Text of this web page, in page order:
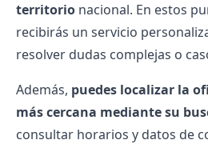
territorio nacional. En estos
recibirás un servicio
resolver dudas complejas o
Además, puedes localizar la
más cercana mediante su
consultar horarios y datos de